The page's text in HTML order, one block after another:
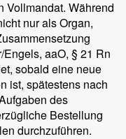
Vollmandat. Während
nur als Organ,
aaO, § 21 Rn
sobald eine neue
ist, spätestens nach
des
Bestellung
durchzuführen.